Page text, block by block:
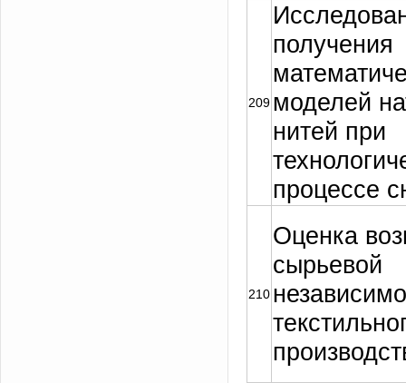
209
получения
моделей
нитей при
процессе
210
Оценка
сырьевой